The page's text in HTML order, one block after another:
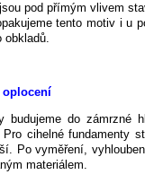
jsou pod přímým vlivem
tento motiv i u
obkladů.
oplocení
budujeme do zámrzné
Pro cihelné fundamenty
Po vyměření,
materiálem.